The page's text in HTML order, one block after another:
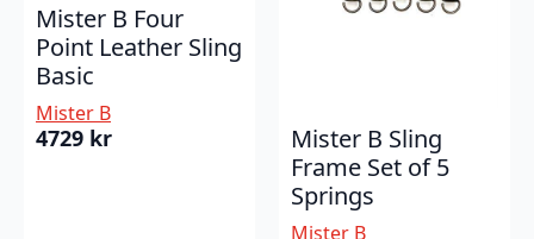
Mister B Four
Point Leather Sling
Basic
Mister B
4729 kr
Mister B Sling
Frame Set of 5
Springs
Mister B